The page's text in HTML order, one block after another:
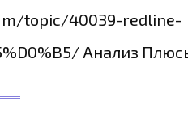
topic/40039-redline-
Анализ